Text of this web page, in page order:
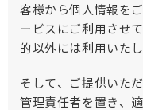
客様から個人情報を
ービスにご利用させ
的以外には利用いたし
そして、ご提供いた
管理責任者を置き、